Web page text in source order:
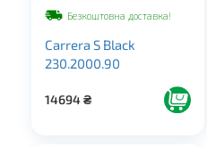
Безкоштовна доставка!
Carrera S Black
230.2000.90
14694₴